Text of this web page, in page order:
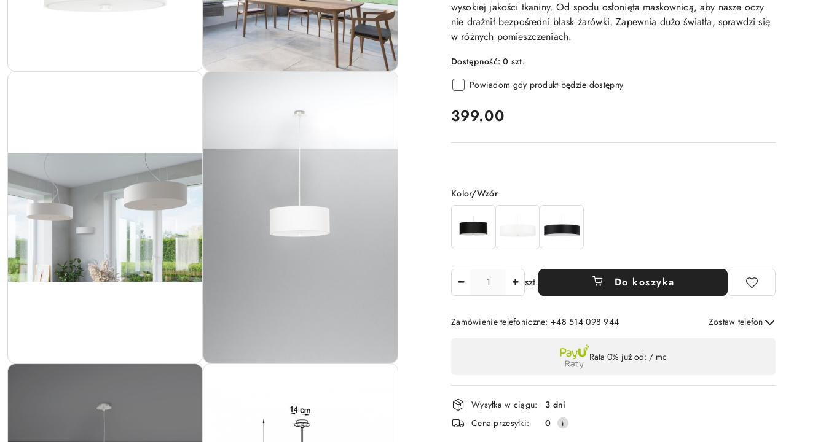
wysokiej jakości tkaniny. Od spodu osłonięta maskownicą, aby nasze oczy
nie drażnił bezpośredni blask żarówki. Zapewnia dużo światła, sprawdzi się
w różnych pomieszczeniach.
Dostępność:0 szt.
Powiadom gdy produkt będzie dostępny
cena:
399.00
Wariant
Kolor/Wzór
szt. Do koszyka
Zamówienie telefoniczne: +48 514 098 944 Zostaw telefon
płatność
i
dostawa
Rata 0% już od: / mc
Wysyłka w ciągu:
3 dni
Cena przesyłki:
0